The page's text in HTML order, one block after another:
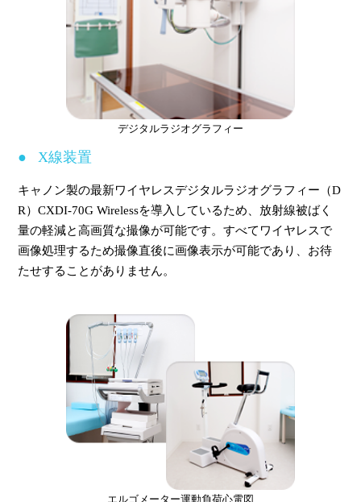
デジタルラジオグラフィー
X線装置
キャノン製の最新ワイヤレスデジタルラジオグラフィー（D
R）CXDI-70G Wirelessを導入しているため、放射線被ばく
量の軽減と高画質な撮像が可能です。すべてワイヤレスで
画像処理するため撮像直後に画像表示が可能であり、お待
たせすることがありません。
エルゴメーター運動負荷心電図